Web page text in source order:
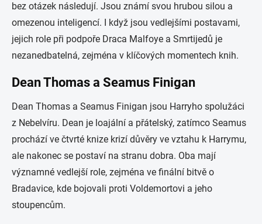
bez otázek následují. Jsou známí svou hrubou silou a
omezenou inteligencí. I když jsou vedlejšími postavami,
jejich role při podpoře Draca Malfoye a Smrtijedů je
nezanedbatelná, zejména v klíčových momentech knih.
Dean Thomas a Seamus Finigan
Dean Thomas a Seamus Finigan jsou Harryho spolužáci
z Nebelvíru. Dean je loajální a přátelský, zatímco Seamus
prochází ve čtvrté knize krizí důvěry ve vztahu k Harrymu,
ale nakonec se postaví na stranu dobra. Oba mají
významné vedlejší role, zejména ve finální bitvě o
Bradavice, kde bojovali proti Voldemortovi a jeho
stoupencům.